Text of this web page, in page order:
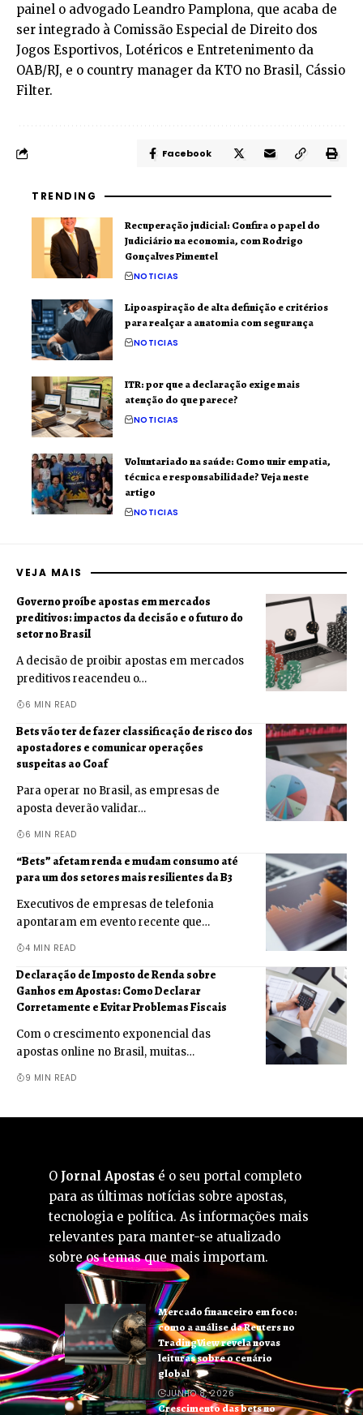
painel o advogado Leandro Pamplona, que acaba de
ser integrado à Comissão Especial de Direito dos
Jogos Esportivos, Lotéricos e Entretenimento da
OAB/RJ, e o country manager da KTO no Brasil, Cássio
Filter.
Facebook
TRENDING
Recuperação judicial: Confira o papel do
Judiciário na economia, com Rodrigo
Gonçalves Pimentel
NOTICIAS
Lipoaspiração de alta definição e critérios
para realçar a anatomia com segurança
NOTICIAS
ITR: por que a declaração exige mais
atenção do que parece?
NOTICIAS
Voluntariado na saúde: Como unir empatia,
técnica e responsabilidade? Veja neste
artigo
NOTICIAS
VEJA MAIS
Governo proíbe apostas em mercados
preditivos: impactos da decisão e o futuro do
setor no Brasil
A decisão de proibir apostas em mercados
preditivos reacendeu o…
6 MIN READ
Bets vão ter de fazer classificação de risco dos
apostadores e comunicar operações
suspeitas ao Coaf
Para operar no Brasil, as empresas de
aposta deverão validar…
6 MIN READ
“Bets” afetam renda e mudam consumo até
para um dos setores mais resilientes da B3
Executivos de empresas de telefonia
apontaram em evento recente que…
4 MIN READ
Declaração de Imposto de Renda sobre
Ganhos em Apostas: Como Declarar
Corretamente e Evitar Problemas Fiscais
Com o crescimento exponencial das
apostas online no Brasil, muitas…
9 MIN READ
O Jornal Apostas é o seu portal completo
para as últimas notícias sobre apostas,
tecnologia e política. As informações mais
relevantes para manter-se atualizado
sobre os temas que mais importam.
Mercado financeiro em foco:
como a análise da Reuters no
TradingView revela novas
leituras sobre o cenário
global
JUNHO 8, 2026
Crescimento das bets no